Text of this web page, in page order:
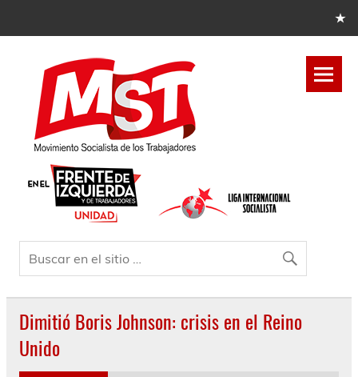
Dimitió Boris Johnson: crisis en el Reino
Unido